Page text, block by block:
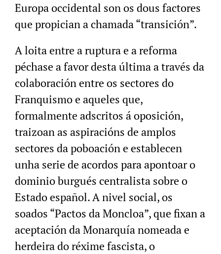
Europa occidental son os dous factores
que propician a chamada “transición”.
A loita entre a ruptura e a reforma
péchase a favor desta última a través da
colaboración entre os sectores do
Franquismo e aqueles que,
formalmente adscritos á oposición,
traizoan as aspiracións de amplos
sectores da poboación e establecen
unha serie de acordos para apontoar o
dominio burgués centralista sobre o
Estado español. A nivel social, os
soados “Pactos da Moncloa”, que fixan a
aceptación da Monarquía nomeada e
herdeira do réxime fascista, o